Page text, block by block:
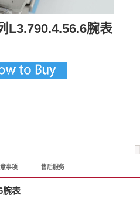
L3.790.4.56.6腕表
事项 售后服务
腕表